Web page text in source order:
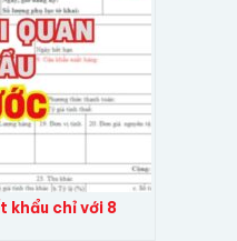
khẩu chỉ với 8